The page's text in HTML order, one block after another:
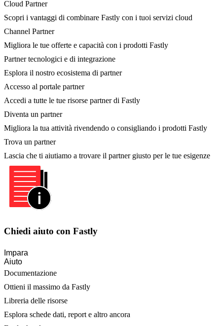
Cloud Partner
Scopri i vantaggi di combinare Fastly con i tuoi servizi cloud
Channel Partner
Migliora le tue offerte e capacità con i prodotti Fastly
Partner tecnologici e di integrazione
Esplora il nostro ecosistema di partner
Accesso al portale partner
Accedi a tutte le tue risorse partner di Fastly
Diventa un partner
Migliora la tua attività rivendendo o consigliando i prodotti Fastly
Trova un partner
Lascia che ti aiutiamo a trovare il partner giusto per le tue esigenze
Chiedi aiuto con Fastly
Impara
Aiuto
Documentazione
Ottieni il massimo da Fastly
Libreria delle risorse
Esplora schede dati, report e altro ancora